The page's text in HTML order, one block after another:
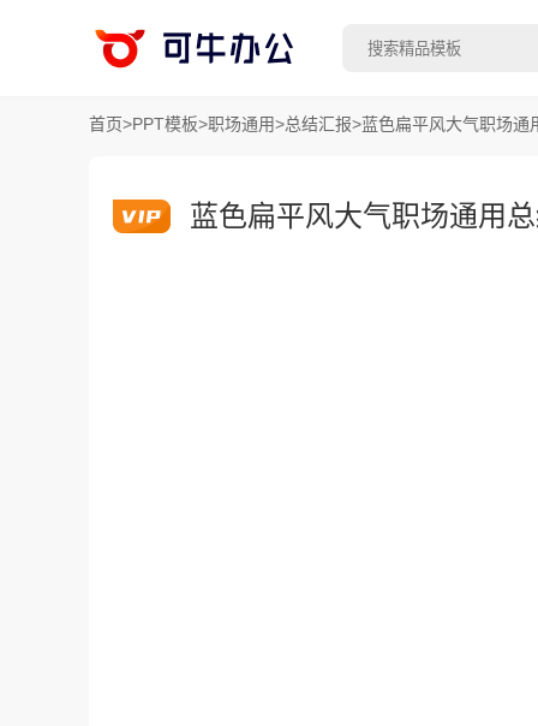
首页>PPT模板>职场通用>总结汇报>蓝色扁平风大气职场通
蓝色扁平风大气职场通用